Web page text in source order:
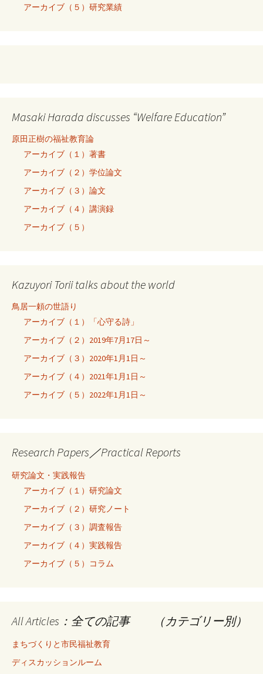
アーカイブ（５）研究業績
Masaki Harada discusses “Welfare Education”
原田正樹の福祉教育論
アーカイブ（１）著書
アーカイブ（２）学位論文
アーカイブ（３）論文
アーカイブ（４）講演録
アーカイブ（５）
Kazuyori Torii talks about the world
鳥居一頼の世語り
アーカイブ（１）「心守る詩」
アーカイブ（２）2019年7月17日～
アーカイブ（３）2020年1月1日～
アーカイブ（４）2021年1月1日～
アーカイブ（５）2022年1月1日～
Research Papers／Practical Reports
研究論文・実践報告
アーカイブ（１）研究論文
アーカイブ（２）研究ノート
アーカイブ（３）調査報告
アーカイブ（４）実践報告
アーカイブ（５）コラム
All Articles：全ての記事 （カテゴリー別）
まちづくりと市民福祉教育
ディスカッションルーム